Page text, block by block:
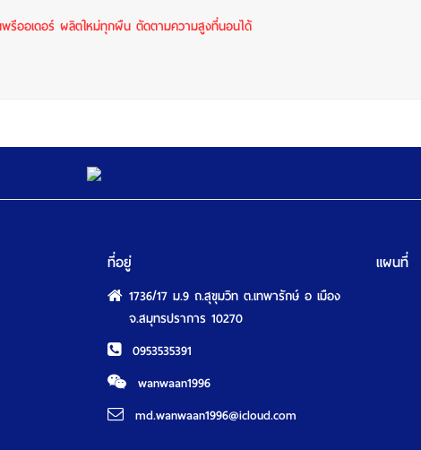
พรีออเดอร์ ผลิตใหม่ทุกผืน ตัดตามความสูงที่นอนได้
ที่อยู่
1736/17 ม.9 ถ.สุขุมวิท ต.เทพารักษ์ อ เมือง
จ.สมุทรปราการ 10270
0953535391
wanwaan1996
md.wanwaan1996@icloud.com
แผนที่